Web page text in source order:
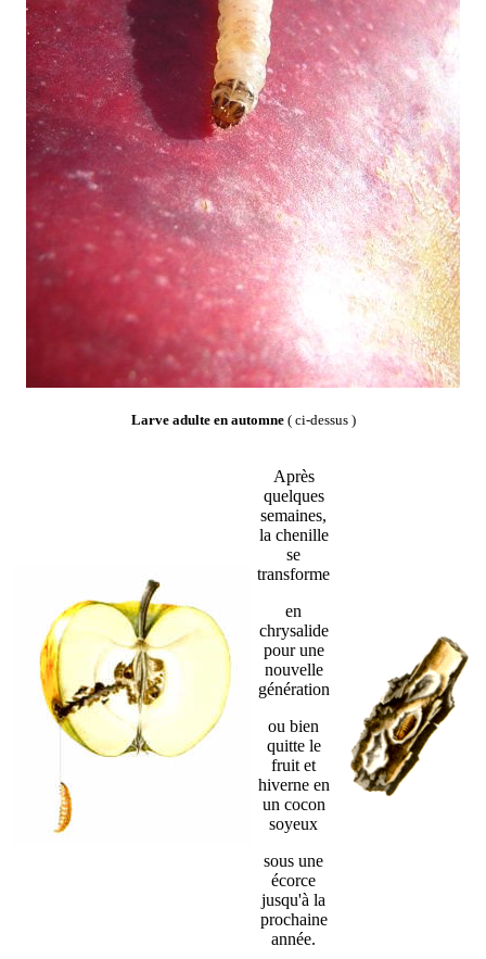
Larve adulte en automne( ci-dessus )
Après
quelques
semaines,
la chenille
se
transforme
en
chrysalide
pour une
nouvelle
génération
ou bien
quitte le
fruit et
hiverne en
un cocon
soyeux
sous une
écorce
jusqu'à la
prochaine
année.